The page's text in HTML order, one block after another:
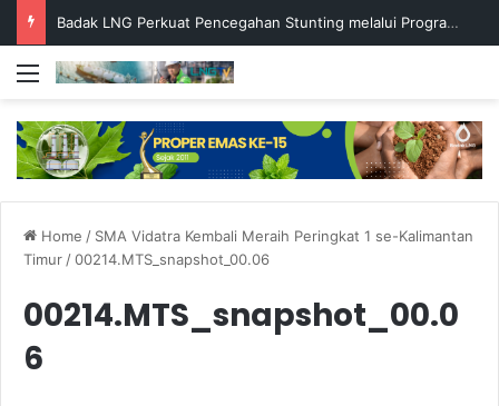
Badak LNG Perkuat Pencegahan Stunting melalui Program Akar Ranting
Menu
Home / SMA Vidatra Kembali Meraih Peringkat 1 se-Kalimantan
Timur/00214.MTS_snapshot_00.06
00214.MTS_snapshot_00.0
6